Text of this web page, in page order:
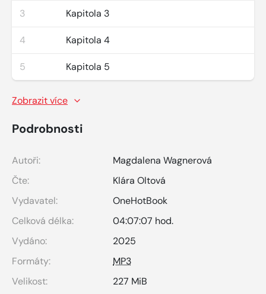
3 Kapitola 3
4 Kapitola 4
5 Kapitola 5
Zobrazit více
Podrobnosti
Autoři:
Magdalena Wagnerová
Čte:
Klára Oltová
Vydavatel:
OneHotBook
Celková délka:
04:07:07 hod.
Vydáno:
2025
Formáty:
MP3
Velikost:
227 MiB